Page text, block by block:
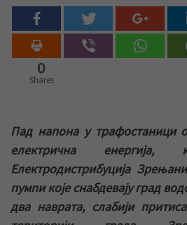
0
Shares
Пад напона у трафостаници
електрична енергија,
Електродистрибуција
пумпи које снабдевају град
два наврата, слабији